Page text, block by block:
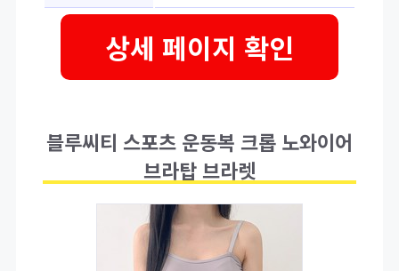
상세 페이지 확인
블루씨티 스포츠 운동복 크롭 노와이어
브라탑 브라렛